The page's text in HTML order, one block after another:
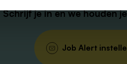
Schrijf je in en we houden
Job Alert